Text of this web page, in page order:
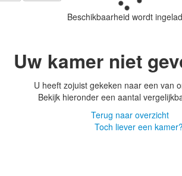
Beschikbaarheid wordt
Uw kamer niet
U heeft zojuist gekeken naar een van
Bekijk hieronder een aantal
Terug naar overzicht
Toch liever een kamer?